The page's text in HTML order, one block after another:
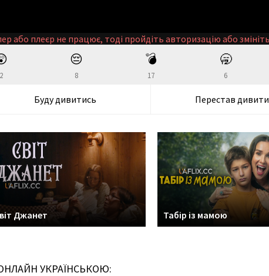
або плеєр не працює, тоді пройдіть авторизацію або
2
😔
8
💣
17
🥱
6
Буду дивитись Перестав
Джанет Табір із мамою
УКРАЇНСЬКОЮ: